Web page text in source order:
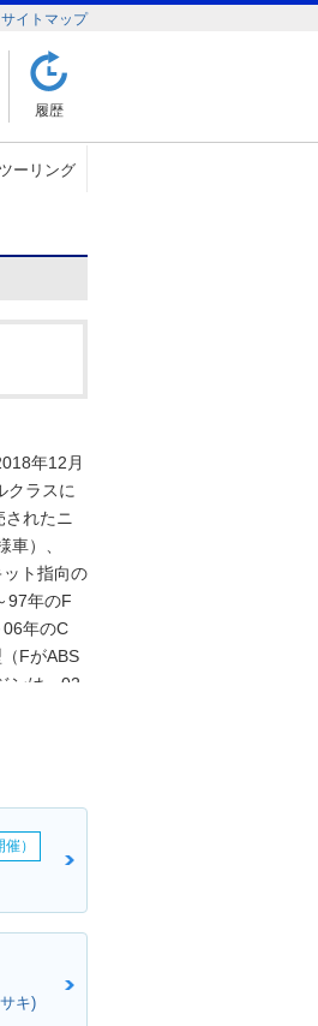
サイトマップ
履歴
ーリング
年12月
クラスに
れたニ
）、
ト指向の
97年のF
年のC
FがABS
ンは、02
用モデル
て逆輸
では、
が登場
して初め
、2024年
ザインを
った。
）
キ)